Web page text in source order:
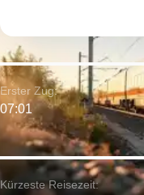
Kürzeste Reisezeit:
Erster Zug:
07:01